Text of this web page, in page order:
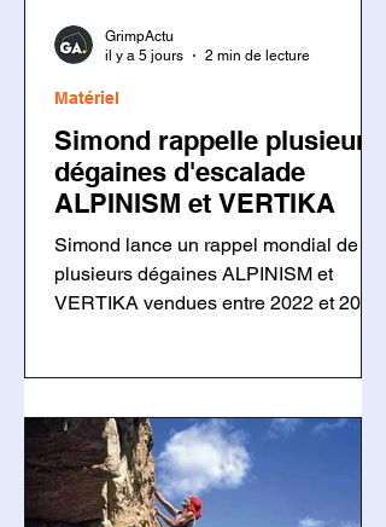
Simond rappelle plusieurs
dégaines d'escalade
ALPINISM et VERTIKA
Simond lance un rappel mondial de
plusieurs dégaines ALPINISM et
VERTIKA vendues entre 2022 et 2026.
chute. Les utilisateurs doivent
inspecter leur matériel avant toute
nouvelle utilisation.
Matériel
GrimpActu
il y a 5 jours
2 min de lecture